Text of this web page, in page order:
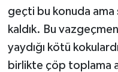
geçti bu konuda
kaldık. Bu
yaydığı kötü
birlikte çöp toplama